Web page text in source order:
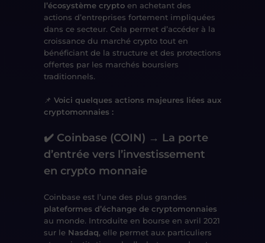
l’écosystème crypto en achetant des
actions d’entreprises fortement impliquées
dans ce secteur. Cela permet d’accéder à la
croissance du marché crypto tout en
bénéficiant de la structure et des protections
offertes par les marchés boursiers
traditionnels.
📌 Voici quelques actions majeures liées aux
cryptomonnaies :
✔️ Coinbase (COIN) → La porte
d’entrée vers l’investissement
en crypto monnaie
Coinbase est l’une des plus grandes
plateformes d’échange de cryptomonnaies
au monde. Introduite en bourse en avril 2021
sur le Nasdaq, elle permet aux particuliers